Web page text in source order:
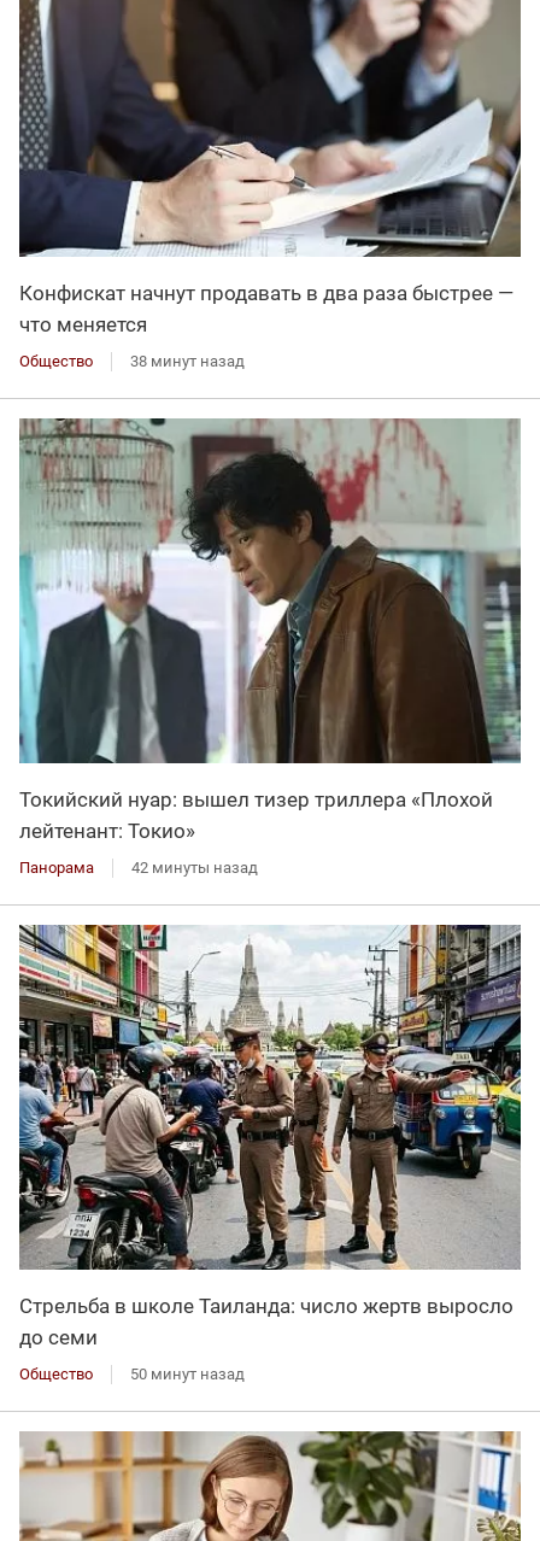
Конфискат начнут продавать в два раза быстрее —
что меняется
Общество 38 минут назад
Токийский нуар: вышел тизер триллера «Плохой
лейтенант: Токио»
Панорама 42 минуты назад
Стрельба в школе Таиланда: число жертв выросло
до семи
Общество 50 минут назад